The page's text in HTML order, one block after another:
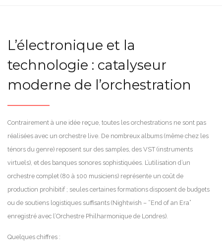
L’électronique et la
technologie : catalyseur
moderne de l’orchestration
Contrairement à une idée reçue, toutes les orchestrations ne sont pas
réalisées avec un orchestre live. De nombreux albums (même chez les
ténors du genre) reposent sur des samples, des VST (instruments
virtuels), et des banques sonores sophistiquées. L’utilisation d’un
orchestre complet (80 à 100 musiciens) représente un coût de
production prohibitif ; seules certaines formations disposent de budgets
ou de soutiens logistiques suffisants (Nightwish – “End of an Era”
enregistré avec l’Orchestre Philharmonique de Londres).
Quelques chiffres :